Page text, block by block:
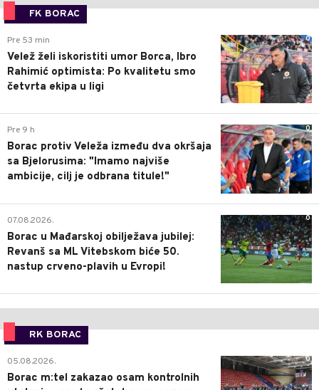
FK BORAC
0
Pre 53 min
Velež želi iskoristiti umor Borca, Ibro
Rahimić optimista: Po kvalitetu smo
četvrta ekipa u ligi
0
Pre 9 h
Borac protiv Veleža između dva okršaja
sa Bjelorusima: "Imamo najviše
ambicije, cilj je odbrana titule!"
0
07.08.2026.
Borac u Mađarskoj obilježava jubilej:
Revanš sa ML Vitebskom biće 50.
nastup crveno-plavih u Evropi!
RK BORAC
0
05.08.2026.
Borac m:tel zakazao osam kontrolnih